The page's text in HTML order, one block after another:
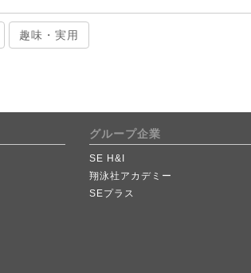
趣味・実用
グループ企業
SE H&I
翔泳社アカデミー
SEプラス